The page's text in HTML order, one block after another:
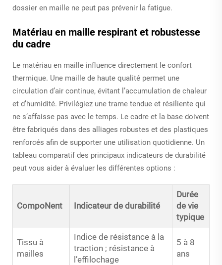
dossier en maille ne peut pas prévenir la fatigue.
Matériau en maille respirant et robustesse
du cadre
Le matériau en maille influence directement le confort
thermique. Une maille de haute qualité permet une
circulation d’air continue, évitant l’accumulation de chaleur
et d’humidité. Privilégiez une trame tendue et résiliente qui
ne s’affaisse pas avec le temps. Le cadre et la base doivent
être fabriqués dans des alliages robustes et des plastiques
renforcés afin de supporter une utilisation quotidienne. Un
tableau comparatif des principaux indicateurs de durabilité
peut vous aider à évaluer les différentes options :
CompoNent Indicateur de durabilité
Durée
de vie
typique
Tissu à
mailles
Indice de résistance à la
traction ; résistance à
l’effilochage
5 à 8
ans